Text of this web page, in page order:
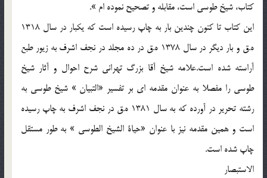
كتاب، شيخ طوسي است، مقابله و تصحيح نموده ام ».
اين كتاب تا كنون چندين بار به چاپ رسيده است كه يكبار در سال 1318
ه.ق و بار ديگر در سال 1378 ه.ق در ده مجلد در نجف اشرف به زيور طبع
آراسته شده است.علامه شيخ آقا بزرگ تهراني شرح احوال و آثار شيخ
طوسي را مفصلا به عنوان مقدمه اي بر تفسير «التبيان » شيخ طوسي به
رشته تحرير در آورده كه به سال 1381 ه.ق در نجف اشرف به چاپ رسيده
است و همين مقدمه نيز با عنوان «حياة الشيخ الطوسي » به طور مستقل
چاپ شده است.
الاستبصار